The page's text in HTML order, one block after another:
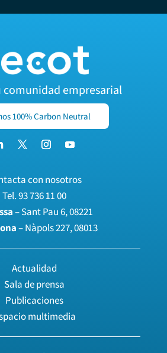
comunidad empresarial
100% Carbon Neutral
con nosotros
Tel.93 736 11 00
– Sant Pau 6, 08221
– Nàpols 227, 08013
Actualidad
Sala de prensa
Publicaciones
multimedia